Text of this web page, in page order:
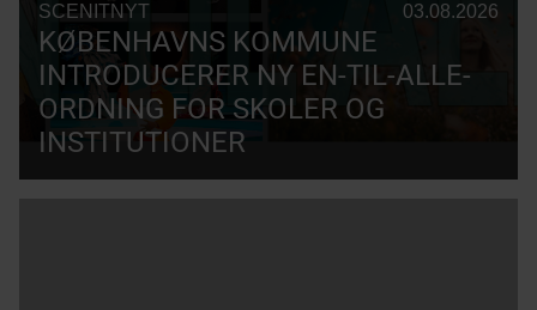
SCENITNYT 03.08.2026
KØBENHAVNS KOMMUNE
INTRODUCERER NY EN-TIL-ALLE-
ORDNING FOR SKOLER OG
INSTITUTIONER